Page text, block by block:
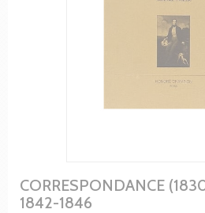
CORRESPONDANCE
1842-1846